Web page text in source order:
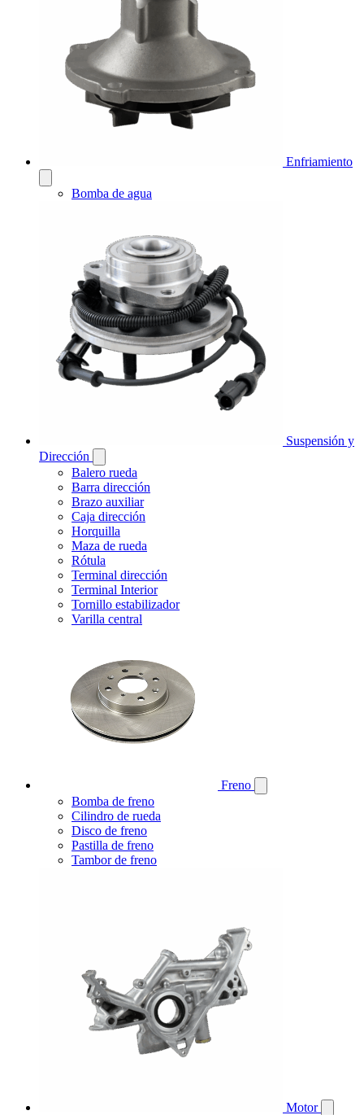
Enfriamiento
Bomba de agua
Suspensión y
Dirección
Balero rueda
Barra dirección
Brazo auxiliar
Caja dirección
Horquilla
Maza de rueda
Rótula
Terminal dirección
Terminal Interior
Tornillo estabilizador
Varilla central
Freno
Bomba de freno
Cilindro de rueda
Disco de freno
Pastilla de freno
Tambor de freno
Motor